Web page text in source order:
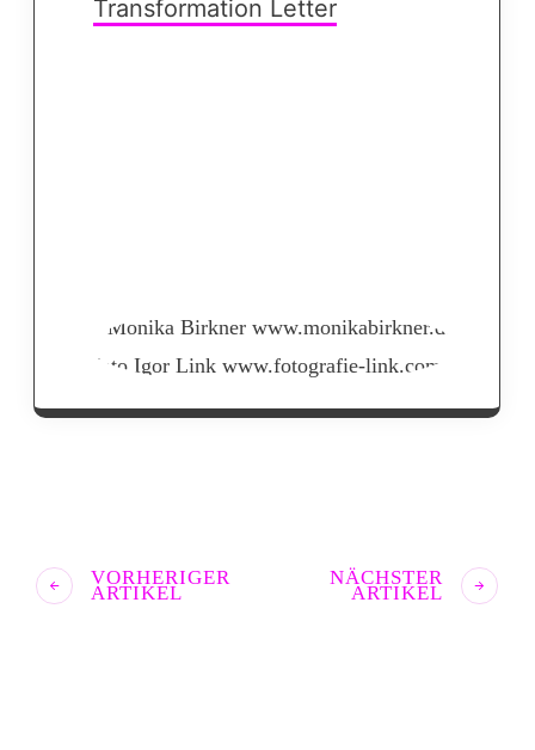
Transformation Letter
VORHERIGER
ARTIKEL
NÄCHSTER
ARTIKEL